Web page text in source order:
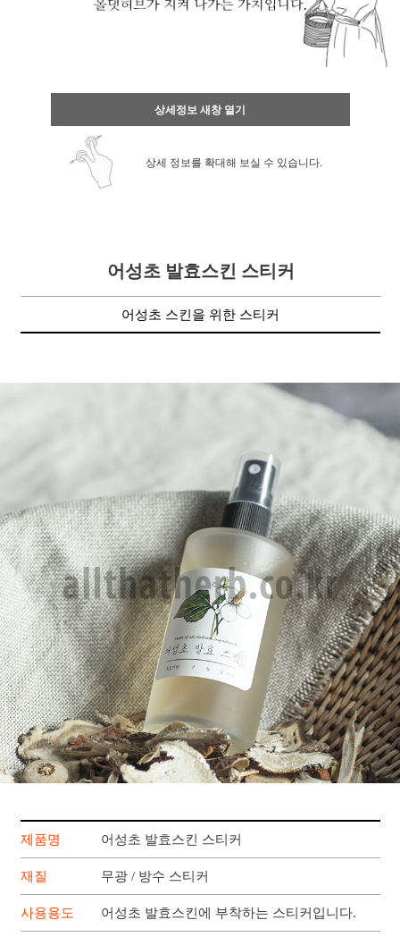
상세정보 새창 열기
상세 정보를 확대해 보실 수 있습니다.
어성초 발효스킨 스티커
어성초 스킨을 위한 스티커
제품명 어성초 발효스킨 스티커
재질 무광 / 방수 스티커
사용용도 어성초 발효스킨에 부착하는 스티커입니다.